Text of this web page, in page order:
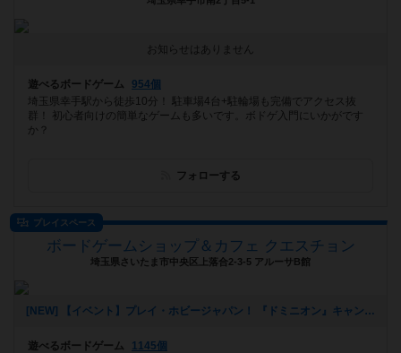
お知らせはありません
遊べるボードゲーム
954個
埼玉県幸手駅から徒歩10分！ 駐車場4台+駐輪場も完備でアクセス抜
群！ 初心者向けの簡単なゲームも多いです。ボドゲ入門にいかがです
か？
フォローする
プレイスペース
ボードゲームショップ＆カフェ クエスチョン
埼玉県さいたま市中央区上落合2-3-5 アルーサB館
[NEW] 【イベント】プレイ・ホビージャパン！ 『ドミニオン』キャンペーン開催！（11/4 追記アリ）（2024年10月24日 21時41分）
遊べるボードゲーム
1145個